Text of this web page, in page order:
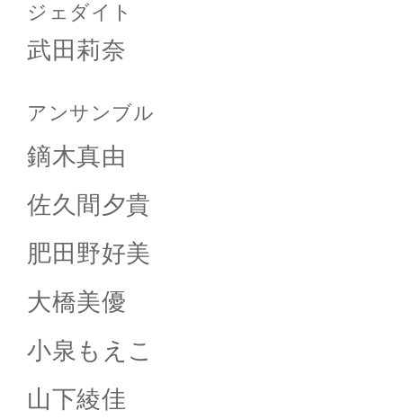
ジェダイト
武田莉奈
アンサンブル
鏑木真由
佐久間夕貴
肥田野好美
大橋美優
小泉もえこ
山下綾佳